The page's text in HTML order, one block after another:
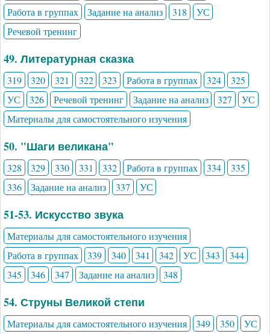
Работа в группах
Задание на анализ 318
УС
Речевой тренинг
49. Литературная сказка
319 320 321 322 323 Работа в группах 324
325
УС
326 Речевой тренинг Задание на анализ 327
УС
Материалы для самостоятельного изучения
50. "Шаги великана"
328 329 330 331 332 Работа в группах 334
335
336
Задание на анализ 337 УС
51-53. Искусство звука
Материалы для самостоятельного изучения
Работа в группах
339 340 341 342 УС 343
344
345
346 347 Задание на анализ 348
54. Струны Великой степи
Материалы для самостоятельного изучения 349 350
УС